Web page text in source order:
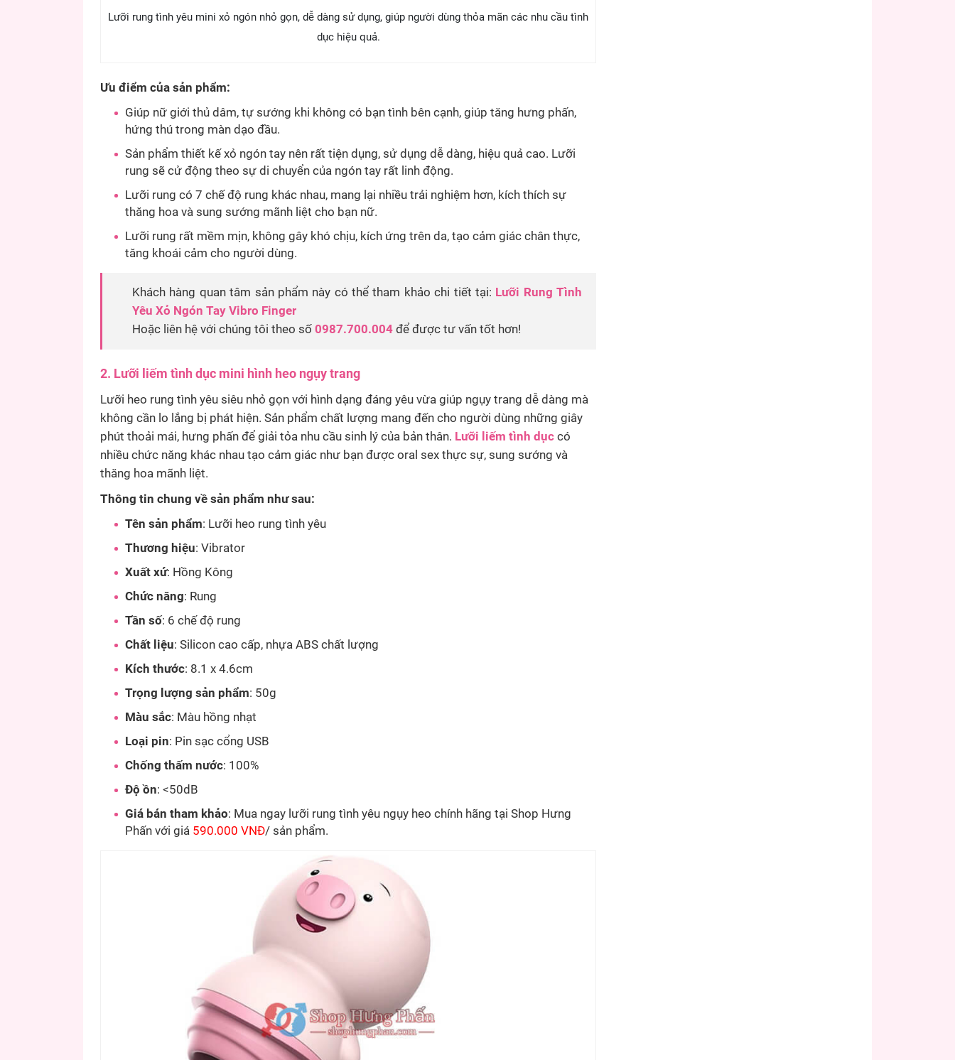
Lưỡi rung tình yêu mini xỏ ngón nhỏ gọn, dễ dàng sử dụng, giúp người dùng thỏa mãn các nhu cầu tình
dục hiệu quả.
Ưu điểm của sản phẩm:
Giúp nữ giới thủ dâm, tự sướng khi không có bạn tình bên cạnh, giúp tăng hưng phấn,
hứng thú trong màn dạo đầu.
Sản phẩm thiết kế xỏ ngón tay nên rất tiện dụng, sử dụng dễ dàng, hiệu quả cao. Lưỡi
rung sẽ cử động theo sự di chuyển của ngón tay rất linh động.
Lưỡi rung có 7 chế độ rung khác nhau, mang lại nhiều trải nghiệm hơn, kích thích sự
thăng hoa và sung sướng mãnh liệt cho bạn nữ.
Lưỡi rung rất mềm mịn, không gây khó chịu, kích ứng trên da, tạo cảm giác chân thực,
tăng khoái cảm cho người dùng.
Khách hàng quan tâm sản phẩm này có thể tham khảo chi tiết tại: Lưỡi Rung Tình
Yêu Xỏ Ngón Tay Vibro Finger
Hoặc liên hệ với chúng tôi theo số 0987.700.004 để được tư vấn tốt hơn!
2. Lưỡi liếm tình dục mini hình heo ngụy trang
Lưỡi heo rung tình yêu siêu nhỏ gọn với hình dạng đáng yêu vừa giúp ngụy trang dễ dàng mà
không cần lo lắng bị phát hiện. Sản phẩm chất lượng mang đến cho người dùng những giây
phút thoải mái, hưng phấn để giải tỏa nhu cầu sinh lý của bản thân. Lưỡi liếm tình dục có
nhiều chức năng khác nhau tạo cảm giác như bạn được oral sex thực sự, sung sướng và
thăng hoa mãnh liệt.
Thông tin chung về sản phẩm như sau:
Tên sản phẩm: Lưỡi heo rung tình yêu
Thương hiệu: Vibrator
Xuất xứ: Hồng Kông
Chức năng: Rung
Tần số: 6 chế độ rung
Chất liệu: Silicon cao cấp, nhựa ABS chất lượng
Kích thước: 8.1 x 4.6cm
Trọng lượng sản phẩm: 50g
Màu sắc: Màu hồng nhạt
Loại pin: Pin sạc cổng USB
Chống thấm nước: 100%
Độ ồn: <50dB
Giá bán tham khảo: Mua ngay lưỡi rung tình yêu ngụy heo chính hãng tại Shop Hưng
Phấn với giá 590.000 VNĐ/ sản phẩm.